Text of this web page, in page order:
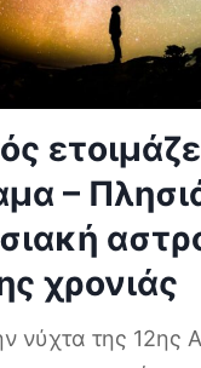
–
χρονιάς
νύχτα της 12ης